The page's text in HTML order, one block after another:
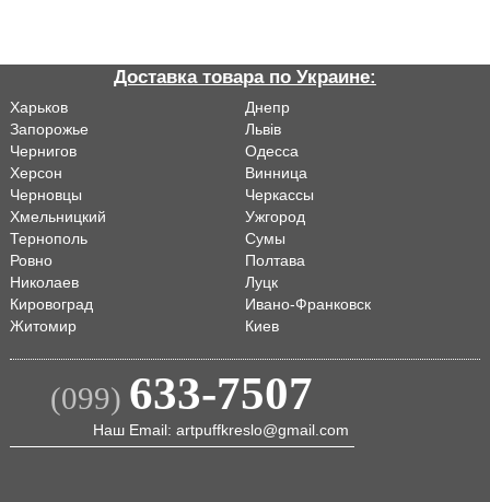
Доставка товара по Украине:
Харьков
Днепр
Запорожье
Львiв
Чернигов
Одесса
Херсон
Винница
Черновцы
Черкассы
Хмельницкий
Ужгород
Тернополь
Сумы
Ровно
Полтава
Николаев
Луцк
Кировоград
Ивано-Франковск
Житомир
Киев
(099) 633-7507
Наш Email: artpuffkreslo@gmail.com